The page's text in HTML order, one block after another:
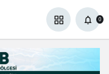
0
0 Paylaş